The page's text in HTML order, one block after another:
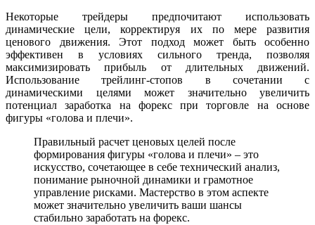
Некоторые трейдеры предпочитают использовать
динамические цели, корректируя их по мере развития
ценового движения. Этот подход может быть особенно
эффективен в условиях сильного тренда, позволяя
максимизировать прибыль от длительных движений.
Использование трейлинг-стопов в сочетании с
динамическими целями может значительно увеличить
потенциал заработка на форекс при торговле на основе
фигуры «голова и плечи».
Правильный расчет ценовых целей после
формирования фигуры «голова и плечи» – это
искусство, сочетающее в себе технический анализ,
понимание рыночной динамики и грамотное
управление рисками. Мастерство в этом аспекте
может значительно увеличить ваши шансы
стабильно заработать на форекс.